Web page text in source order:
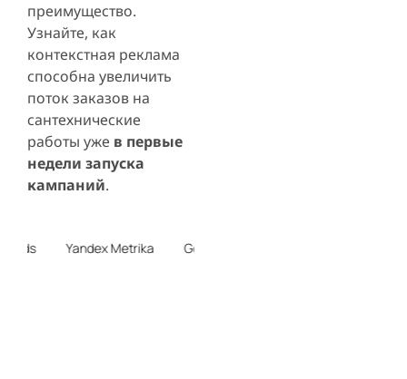
преимущество.
Узнайте, как
контекстная реклама
способна увеличить
поток заказов на
сантехнические
работы уже в первые
недели запуска
кампаний.
Yandex Metrika Google Analytics